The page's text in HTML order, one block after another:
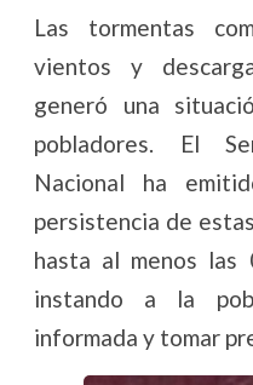
Las tormentas
vientos y
generó una
pobladores. El
Nacional ha
persistencia de
hasta al menos las
instando a la
informada y tomar